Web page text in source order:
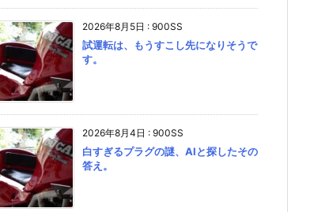
2026年8月5日 : 900SS
試運転は、もうすこし先になりそうで
す。
2026年8月4日 : 900SS
白すぎるプラグの謎、AIと探したその
答え。